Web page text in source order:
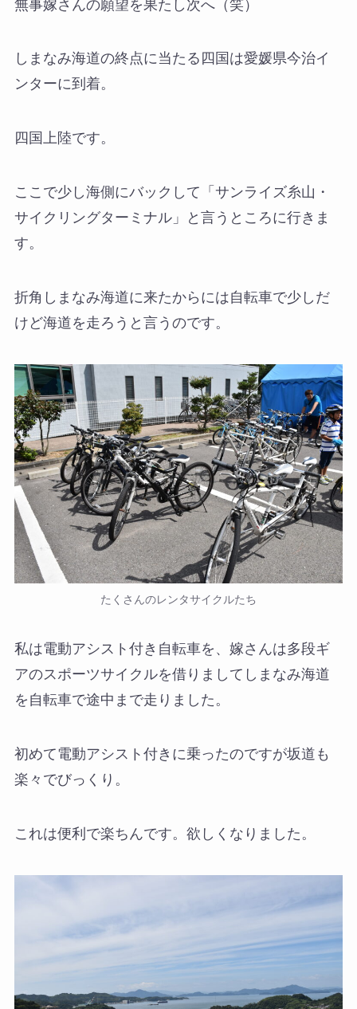
無事嫁さんの願望を果たし次へ（笑）
しまなみ海道の終点に当たる四国は愛媛県今治イ
ンターに到着。
四国上陸です。
ここで少し海側にバックして「サンライズ糸山・
サイクリングターミナル」と言うところに行きま
す。
折角しまなみ海道に来たからには自転車で少しだ
けど海道を走ろうと言うのです。
たくさんのレンタサイクルたち
私は電動アシスト付き自転車を、嫁さんは多段ギ
アのスポーツサイクルを借りましてしまなみ海道
を自転車で途中まで走りました。
初めて電動アシスト付きに乗ったのですが坂道も
楽々でびっくり。
これは便利で楽ちんです。欲しくなりました。